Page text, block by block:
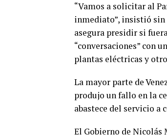
“Vamos a solicitar al
inmediato”, insistió sin
asegura presidir si
“conversaciones” con
plantas eléctricas y
La mayor parte de
produjo un fallo en la
abastece del servicio a
El Gobierno de Nicolás